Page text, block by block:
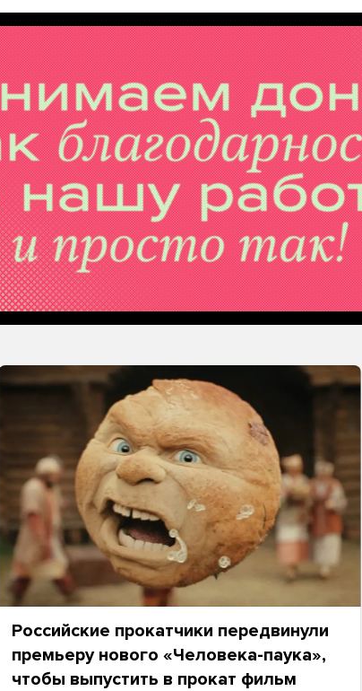
Российские прокатчики передвинули
премьеру нового «Человека-паука»,
чтобы выпустить в прокат фильм